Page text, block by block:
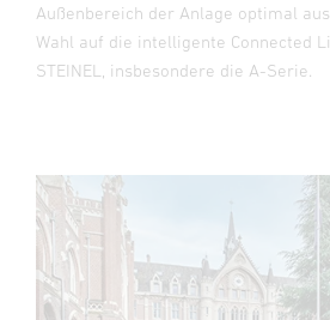
Außenbereich der Anlage optimal
Wahl auf die intelligente Connected
STEINEL, insbesondere die A-Serie.